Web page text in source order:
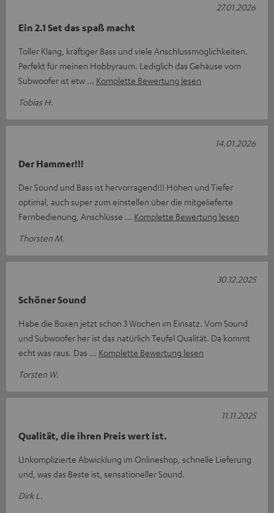
Ein 2.1 Set das spaß macht
Toller Klang, kräftiger Bass und viele Anschlussmöglichkeiten.
Perfekt für meinen Hobbyraum. Lediglich das Gehäuse vom
Subwoofer ist etw
Komplette Bewertung lesen
Tobias H.
27.01.2026
Der Hammer!!!
Der Sound und Bass ist hervorragend!!! Höhen und Tiefer
optimal, auch super zum einstellen über die mitgelieferte
Fernbedienung, Anschlüsse
Komplette Bewertung lesen
Thorsten M.
14.01.2026
Schöner Sound
Habe die Boxen jetzt schon 3 Wochen im Einsatz. Vom Sound
und Subwoofer her ist das natürlich Teufel Qualität. Da kommt
echt was raus. Das
Komplette Bewertung lesen
Torsten W.
30.12.2025
Qualität, die ihren Preis wert ist.
Unkomplizierte Abwicklung im Onlineshop, schnelle Lieferung
und, was das Beste ist, sensationeller Sound.
Dirk L.
11.11.2025